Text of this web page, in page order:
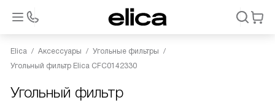
Elica Аксессуары
Угольные фильтры
Угольный фильтр Elica CFC0142330
Угольный фильтр